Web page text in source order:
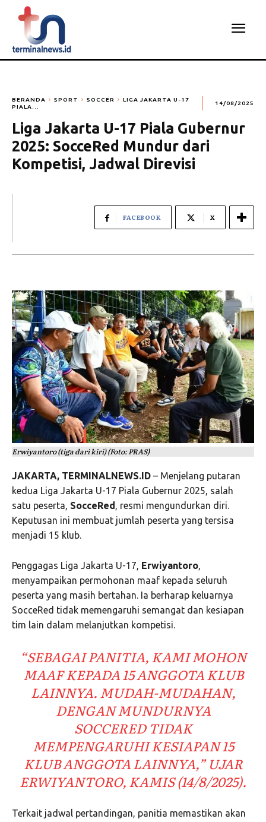
BERANDA SPORT SOCCER
LIGA JAKARTA U-17
PIALA...
14/08/2025
Liga Jakarta U-17 Piala Gubernur
2025: SocceRed Mundur dari
Kompetisi, Jadwal Direvisi
FACEBOOK X
Erwiyantoro (tiga dari kiri) (Foto: PRAS)
JAKARTA, TERMINALNEWS.ID – Menjelang putaran
kedua Liga Jakarta U-17 Piala Gubernur 2025, salah
satu peserta, SocceRed, resmi mengundurkan diri.
Keputusan ini membuat jumlah peserta yang tersisa
menjadi 15 klub.
Penggagas Liga Jakarta U-17, Erwiyantoro,
menyampaikan permohonan maaf kepada seluruh
peserta yang masih bertahan. Ia berharap keluarnya
SocceRed tidak memengaruhi semangat dan kesiapan
tim lain dalam melanjutkan kompetisi.
“SEBAGAI PANITIA, KAMI MOHON
MAAF KEPADA 15 ANGGOTA KLUB
LAINNYA. MUDAH-MUDAHAN,
DENGAN MUNDURNYA
SOCCERED TIDAK
MEMPENGARUHI KESIAPAN 15
KLUB ANGGOTA LAINNYA,” UJAR
ERWIYANTORO, KAMIS (14/8/2025).
Terkait jadwal pertandingan, panitia memastikan akan